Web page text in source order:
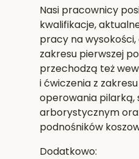
Nasi pracownicy
kwalifikacje,
pracy na wysokości,
zakresu pierwszej
przechodzą też
i ćwiczenia z
operowania pilarką,
arborystycznym
podnośników
Dodatkowo: